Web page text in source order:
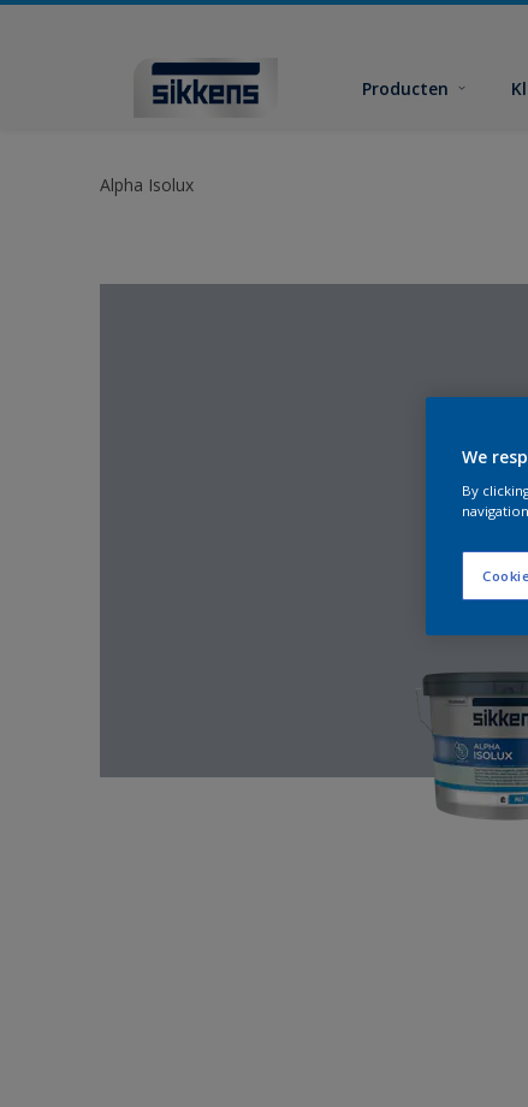
Producten
Alpha Isolux
We
By